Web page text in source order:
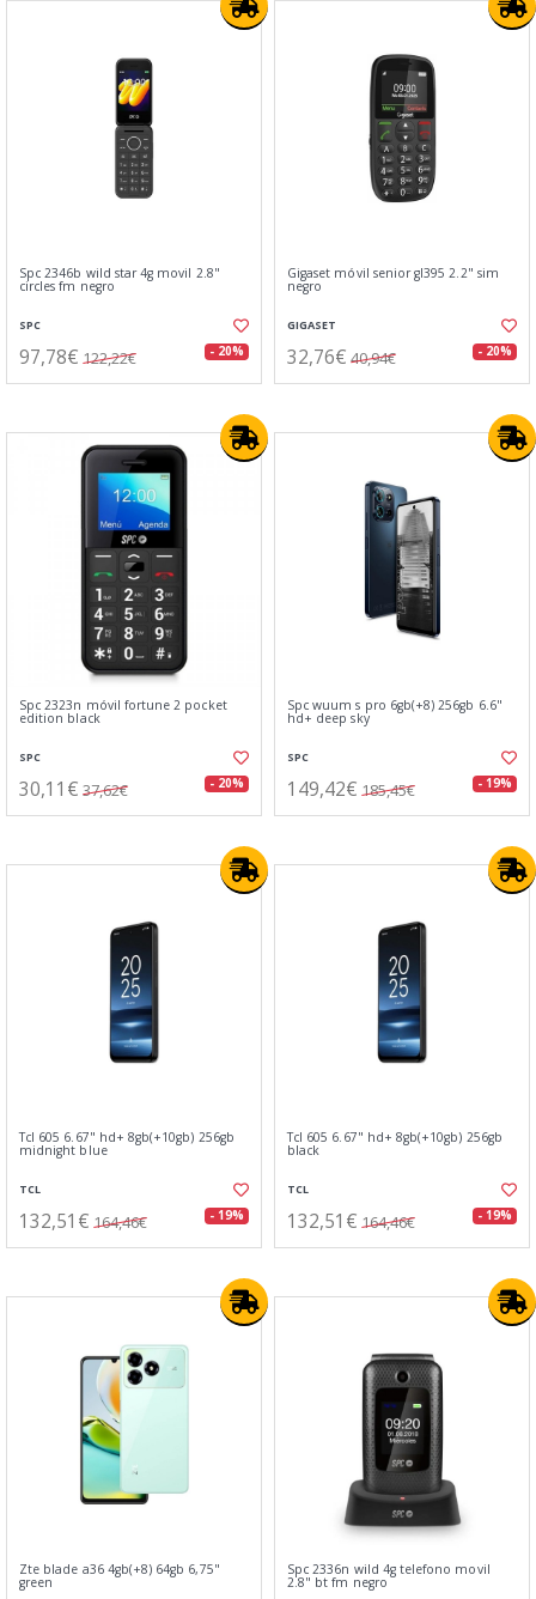
Spc 2346b wild star 4g movil 2.8"
circles fm negro
SPC
97,78€ 122,22€ - 20%
Gigaset móvil senior gl395 2.2" sim
negro
GIGASET
32,76€ 40,94€ - 20%
Spc 2323n móvil fortune 2 pocket
edition black
SPC
30,11€ 37,62€ - 20%
Spc wuum s pro 6gb(+8) 256gb 6.6"
hd+ deep sky
SPC
149,42€ 185,45€ - 19%
Tcl 605 6.67" hd+ 8gb(+10gb) 256gb
midnight blue
TCL
132,51€ 164,46€ - 19%
Tcl 605 6.67" hd+ 8gb(+10gb) 256gb
black
TCL
132,51€ 164,46€ - 19%
Zte blade a36 4gb(+8) 64gb 6,75"
green
Spc 2336n wild 4g telefono movil
2.8" bt fm negro